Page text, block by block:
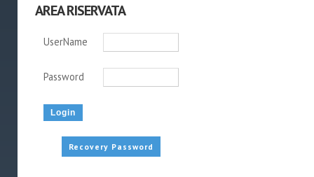
AREA RISERVATA
UserName
Password
Recovery Password